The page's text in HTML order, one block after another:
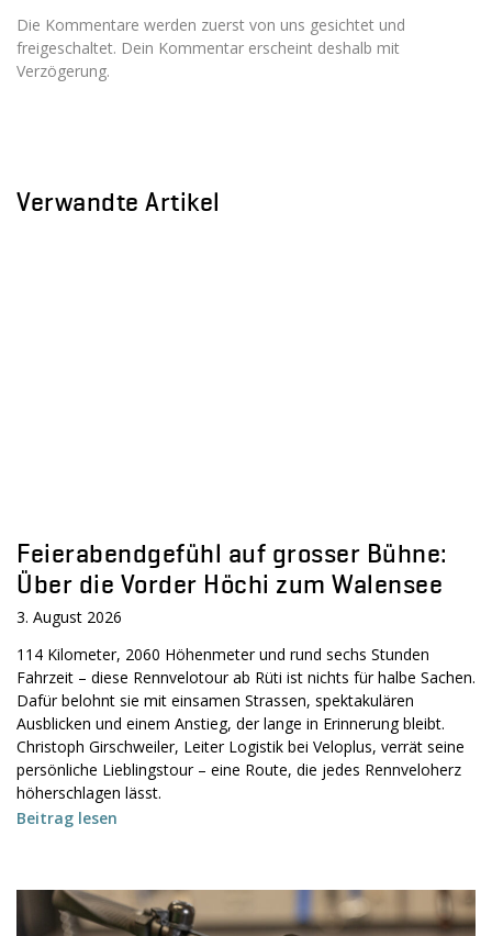
Die Kommentare werden zuerst von uns gesichtet und
freigeschaltet. Dein Kommentar erscheint deshalb mit
Verzögerung.
Verwandte Artikel
Feierabendgefühl auf grosser Bühne:
Über die Vorder Höchi zum Walensee
3. August 2026
114 Kilometer, 2060 Höhenmeter und rund sechs Stunden
Fahrzeit – diese Rennvelotour ab Rüti ist nichts für halbe Sachen.
Dafür belohnt sie mit einsamen Strassen, spektakulären
Ausblicken und einem Anstieg, der lange in Erinnerung bleibt.
Christoph Girschweiler, Leiter Logistik bei Veloplus, verrät seine
persönliche Lieblingstour – eine Route, die jedes Rennveloherz
höherschlagen lässt.
Beitrag lesen